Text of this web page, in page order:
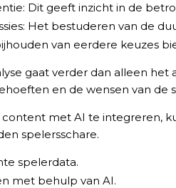
Dit geeft inzicht in de
Het bestuderen van de
van eerdere keuzes
gaat verder dan alleen
en de wensen van de
met AI te integreren,
spelersschare.
spelerdata.
met behulp van AI.